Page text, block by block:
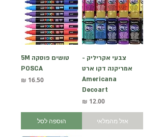
צבעי אקריליק -
אמריקנה דקו ארט
Americana
Decoart
מחיר
אזל מהמלאי
טושים פוסקה 5M
POSCA
מחיר
הוספה לסל